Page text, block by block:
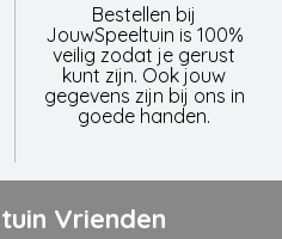
Bestellen bij
JouwSpeeltuin is 100%
veilig zodat je gerust
kunt zijn. Ook jouw
gegevens zijn bij ons in
goede handen.
Vrienden